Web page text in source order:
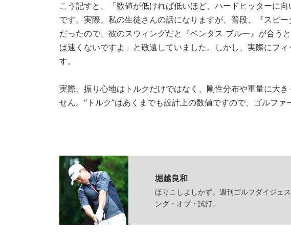
こう記すと、「数値が低ければ低いほど、ハードヒッターに
です。実際、私の生徒さんの話になりますが、普段、『スピ
だったので、彼のスウィングだと『ベンタス ブルー』が合う
は速くないですよ」と敬遠していました。しかし、実際にフ
す。
実際、振り心地はトルクだけではなく、剛性分布や重量に大
せん。“トルク”はあくまでも設計上の数値ですので、ゴルファ
堀越良和
ほりこしよしかず。週刊ゴルフダイジェ
ング・オブ・試打」